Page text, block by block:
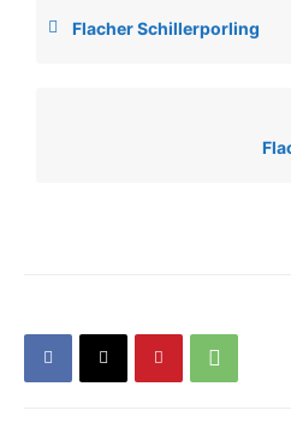
Flacher Schillerporling